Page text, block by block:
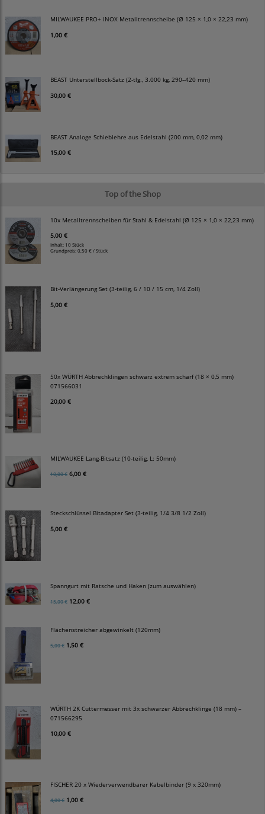
MILWAUKEE PRO+ INOX Metalltrennscheibe (Ø 125 × 1,0 × 22,23 mm)
1,00 €
BEAST Unterstellbock-Satz (2-tlg., 3.000 kg, 290–420 mm)
30,00 €
BEAST Analoge Schieblehre aus Edelstahl (200 mm, 0,02 mm)
15,00 €
Top of the Shop
10x Metalltrennscheiben für Stahl & Edelstahl (Ø 125 × 1,0 × 22,23 mm)
5,00 €
Inhalt: 10 Stück
Grundpreis:0,50 € / Stück
Bit-Verlängerung Set (3-teilig, 6 / 10 / 15 cm, 1/4 Zoll)
5,00 €
50x WÜRTH Abbrechklingen schwarz extrem scharf (18 × 0,5 mm)
071566031
20,00 €
MILWAUKEE Lang-Bitsatz (10-teilig, L: 50mm)
10,00 € 6,00 €
Steckschlüssel Bitadapter Set (3-teilig, 1/4 3/8 1/2 Zoll)
5,00 €
Spanngurt mit Ratsche und Haken (zum auswählen)
15,00 € 12,00 €
Flächenstreicher abgewinkelt (120mm)
5,00 € 1,50 €
WÜRTH 2K Cuttermesser mit 3x schwarzer Abbrechklinge (18 mm) –
071566295
10,00 €
FISCHER 20 x Wiederverwendbarer Kabelbinder (9 x 320mm)
4,00 € 1,00 €